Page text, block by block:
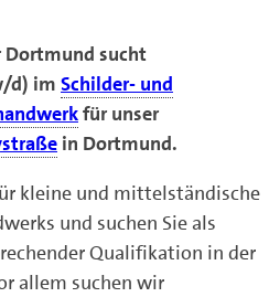
Dortmund sucht
d) im Schilder- und
für unser
in Dortmund.
kleine und mittelständische
und suchen Sie als
Qualifikation in der
allem suchen wir